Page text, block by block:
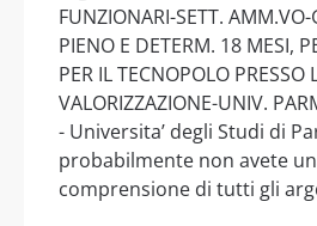
FUNZIONARI-SETT. AMM.VO-
PIENO E DETERM. 18 MESI,
PER IL TECNOPOLO PRESSO
VALORIZZAZIONE-UNIV.
- Universita’ degli Studi di
probabilmente non avete
comprensione di tutti gli